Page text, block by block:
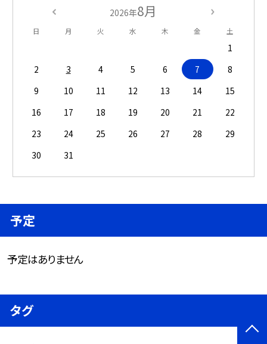
2026年8月
日 月 火 水 木 金 土
1
2
3 4 5 6 7
8
9
10 11 12 13 14
15
16
17 18 19 20 21
22
23
24 25 26 27 28
29
30
31
予定
予定はありません
タグ